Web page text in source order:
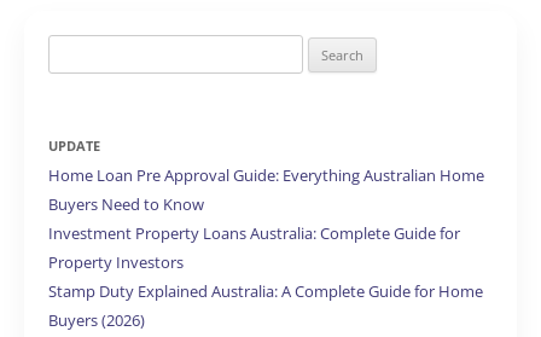
for:
UPDATE
Home Loan Pre Approval Guide: Everything Australian Home
Buyers Need to Know
Investment Property Loans Australia: Complete Guide for
Property Investors
Stamp Duty Explained Australia: A Complete Guide for Home
Buyers (2026)